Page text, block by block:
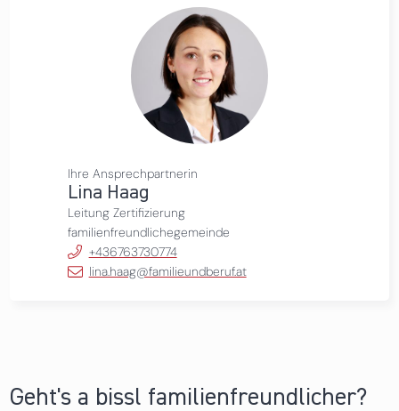
Ihre Ansprechpartnerin
Lina Haag
Leitung Zertifizierung
familienfreundlichegemeinde
+436763730774
lina.haag@familieundberuf.at
Geht's a bissl familienfreundlicher?